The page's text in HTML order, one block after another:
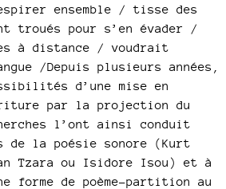
ensemble / tisse des
troués pour s’en évader /
à distance / voudrait
/Depuis plusieurs années,
d’une mise en
par la projection du
l’ont ainsi conduit
de la poésie sonore (Kurt
Tzara ou Isidore Isou) et à
forme de poème-partition au